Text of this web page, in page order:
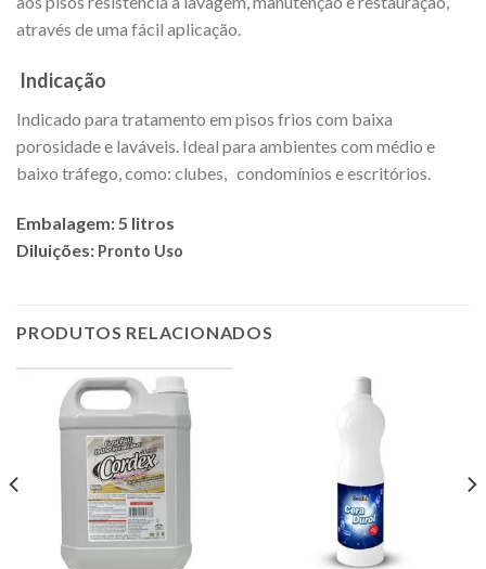
através de uma fácil aplicação.
Indicação
Indicado para tratamento em pisos frios com baixa
porosidade e laváveis. Ideal para ambientes com médio e
baixo tráfego, como: clubes, condomínios e escritórios.
Embalagem: 5 litros
Diluições: Pronto Uso
PRODUTOS RELACIONADOS